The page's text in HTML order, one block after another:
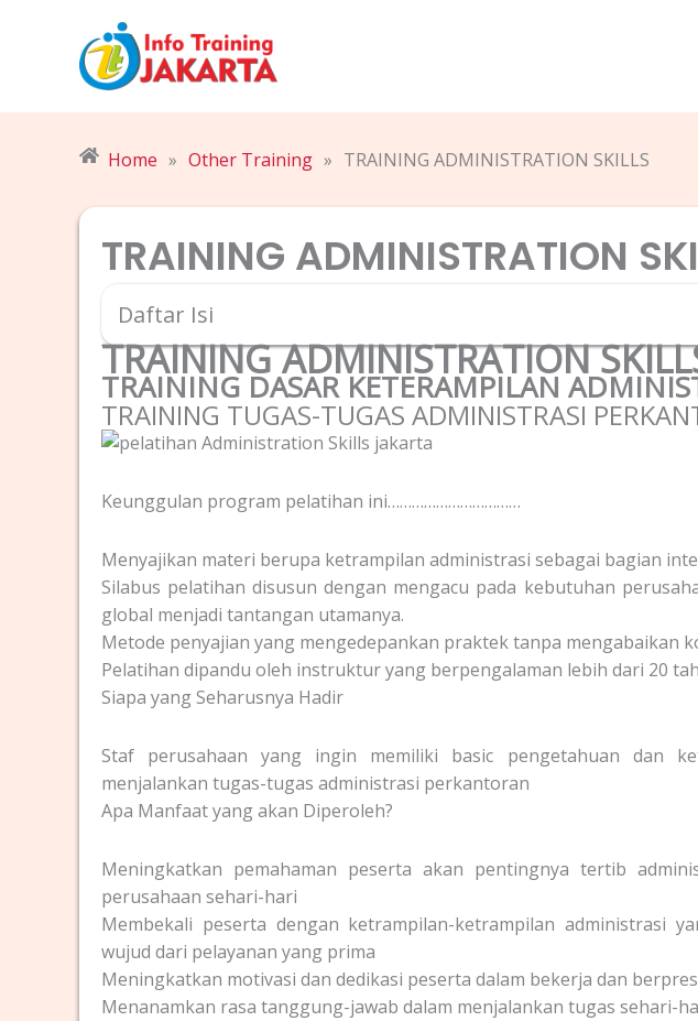
Home » Other Training » TRAINING ADMINISTRATION SKILLS
TRAINING ADMINISTRATION
Daftar Isi
TRAINING ADMINISTRATION
TRAINING DASAR KETERAMPILAN
TRAINING TUGAS-TUGAS ADMINISTRASI
Keunggulan program pelatihan ini……………………………
Menyajikan materi berupa ketrampilan administrasi sebagai bagian
Silabus pelatihan disusun dengan mengacu pada kebutuhan
global menjadi tantangan utamanya.
Metode penyajian yang mengedepankan praktek tanpa mengabaikan
Pelatihan dipandu oleh instruktur yang berpengalaman lebih dari 20
Siapa yang Seharusnya Hadir
Staf perusahaan yang ingin memiliki basic pengetahuan dan
menjalankan tugas-tugas administrasi perkantoran
Apa Manfaat yang akan Diperoleh?
Meningkatkan pemahaman peserta akan pentingnya tertib
perusahaan sehari-hari
Membekali peserta dengan ketrampilan-ketrampilan administrasi
wujud dari pelayanan yang prima
Meningkatkan motivasi dan dedikasi peserta dalam bekerja dan
Menanamkan rasa tanggung-jawab dalam menjalankan tugas sehari-